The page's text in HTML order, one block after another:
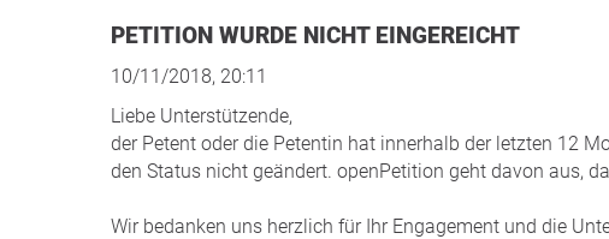
PETITION WURDE NICHT EINGEREICHT
10/11/2018, 20:11
Liebe Unterstützende,
der Petent oder die Petentin hat innerhalb der letzten 12
den Status nicht geändert. openPetition geht davon aus,
Wir bedanken uns herzlich für Ihr Engagement und die